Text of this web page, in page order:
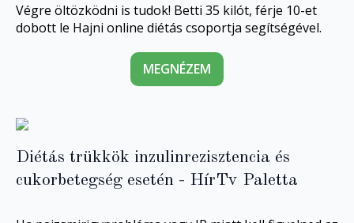
Végre öltözködni is tudok! Betti 35 kilót, férje 10-et
dobott le Hajni online diétás csoportja segítségével.
MEGNÉZEM
Diétás trükkök inzulinrezisztencia és
cukorbetegség esetén - HírTv Paletta